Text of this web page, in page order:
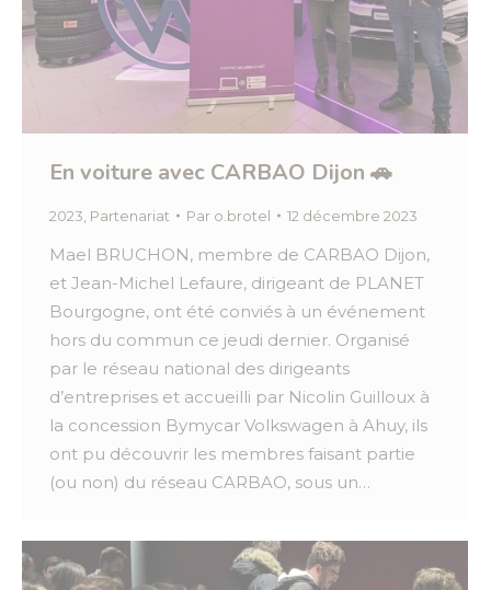
En voiture avec CARBAO Dijon 🚗
2023 Partenariat Par o.brotel 12 décembre 2023
Mael BRUCHON, membre de CARBAO Dijon,
et Jean-Michel Lefaure, dirigeant de PLANET
Bourgogne, ont été conviés à un événement
hors du commun ce jeudi dernier. Organisé
par le réseau national des dirigeants
d’entreprises et accueilli par Nicolin Guilloux à
la concession Bymycar Volkswagen à Ahuy, ils
ont pu découvrir les membres faisant partie
(ou non) du réseau CARBAO, sous un…